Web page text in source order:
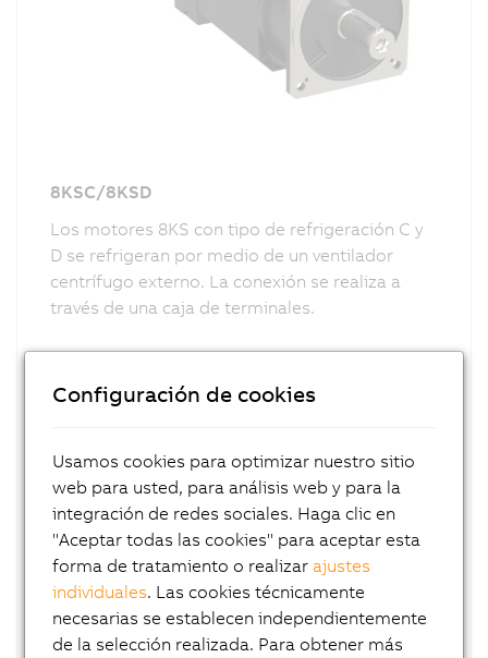
8KSC/8KSD
Los motores 8KS con tipo de refrigeración C y
D se refrigeran por medio de un ventilador
centrífugo externo. La conexión se realiza a
través de una caja de terminales.
Configuración de cookies
Usamos cookies para optimizar nuestro sitio
web para usted, para análisis web y para la
integración de redes sociales. Haga clic en
"Aceptar todas las cookies" para aceptar esta
forma de tratamiento o realizarajustes
individuales. Las cookies técnicamente
necesarias se establecen independientemente
de la selección realizada. Para obtener más